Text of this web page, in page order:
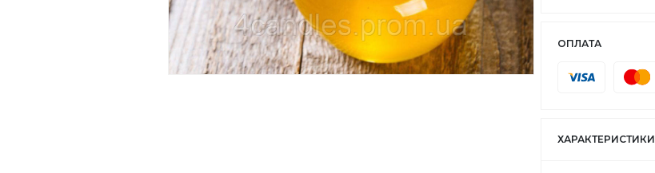
ОПЛАТА
ХАРАКТЕРИСТИКИ